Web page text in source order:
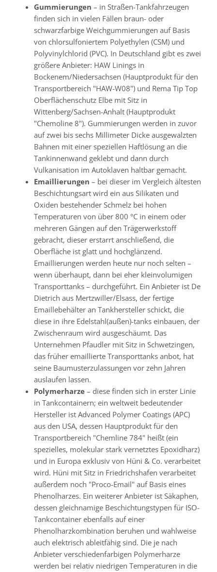
Gummierungen – in Straßen-Tankfahrzeugen
finden sich in vielen Fällen braun- oder
schwarzfarbige Weichgummierungen auf Basis
von chlorsulfoniertem Polyethylen (CSM) und
Polyvinylchlorid (PVC). In Deutschland gibt es zwei
größere Anbieter: HAW Linings in
Bockenem/Niedersachsen (Hauptprodukt für den
Transportbereich "HAW-W08") und Rema Tip Top
Oberflächenschutz Elbe mit Sitz in
Wittenberg/Sachsen-Anhalt (Hauptprodukt
"Chemoline 8"). Gummierungen werden in zuvor
auf zwei bis sechs Millimeter Dicke ausgewalzten
Bahnen mit einer speziellen Haftlösung an die
Tankinnenwand geklebt und dann durch
Vulkanisation im Autoklaven haltbar gemacht.
Emaillierungen – bei dieser im Vergleich ältesten
Beschichtungsart wird ein aus Silikaten und
Oxiden bestehender Schmelz bei hohen
Temperaturen von über 800 °C in einem oder
mehreren Gängen auf den Trägerwerkstoff
gebracht, dieser erstarrt anschließend, die
Oberfläche ist glatt und hochglänzend.
Emaillierungen werden heute nur noch selten –
wenn überhaupt, dann bei eher kleinvolumigen
Transporttanks – durchgeführt. Ein Anbieter ist De
Dietrich aus Mertzwiller/Elsass, der fertige
Emaillebehälter an Tankhersteller schickt, die
diese in ihre Edelstahl(außen)-tanks einbauen, der
Zwischenraum wird ausgeschäumt. Das
Unternehmen Pfaudler mit Sitz in Schwetzingen,
das früher emaillierte Transporttanks anbot, hat
seine Baumusterzulassungen vor zehn Jahren
auslaufen lassen.
Polymerharze – diese finden sich in erster Linie
in Tankcontainern; ein weltweit bedeutender
Hersteller ist Advanced Polymer Coatings (APC)
aus den USA, dessen Hauptprodukt für den
Transportbereich "Chemline 784" heißt (ein
spezielles, molekular stark vernetztes Epoxidharz)
und in Europa exklusiv von Hüni & Co. verarbeitet
wird. Hüni mit Sitz in Friedrichshafen verarbeitet
außerdem noch "Proco-Email" auf Basis eines
Phenolharzes. Ein weiterer Anbieter ist Säkaphen,
dessen gleichnamige Beschichtungstypen für ISO-
Tankcontainer ebenfalls auf einer
Phenolharzkombination beruhen und wahlweise
auch elektrisch ableitfähig sind. Die je nach
Anbieter verschiedenfarbigen Polymerharze
werden bei relativ niedrigen Temperaturen in die